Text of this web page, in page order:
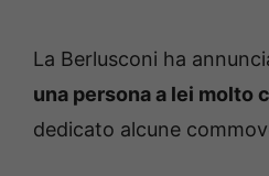
La Berlusconi ha
una persona a lei molto
dedicato alcune